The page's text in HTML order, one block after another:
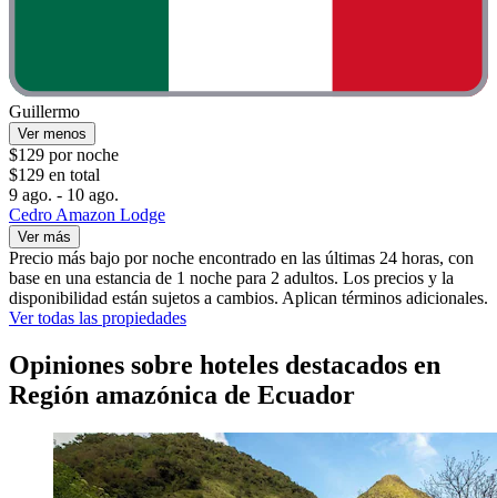
Guillermo
Ver menos
$129 por noche
$129 en total
9 ago. - 10 ago.
Cedro Amazon Lodge
Ver más
Precio más bajo por noche encontrado en las últimas 24 horas, con
base en una estancia de 1 noche para 2 adultos. Los precios y la
disponibilidad están sujetos a cambios. Aplican términos adicionales.
Ver todas las propiedades
Opiniones sobre hoteles destacados en
Región amazónica de Ecuador